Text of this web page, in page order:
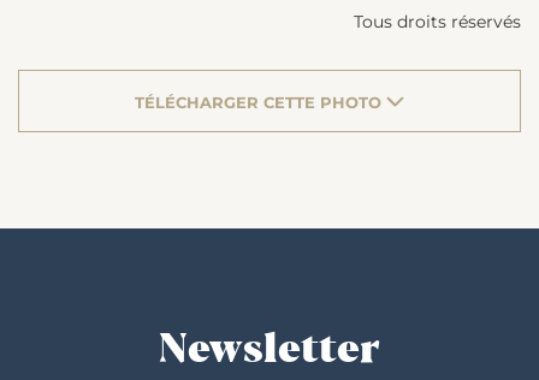
Tous droits réservés
TÉLÉCHARGER CETTE PHOTO
Newsletter